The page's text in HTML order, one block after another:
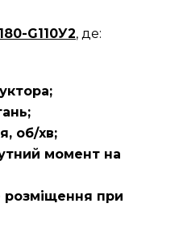
G110У2, де:
об/хв;
момент на
розміщення при